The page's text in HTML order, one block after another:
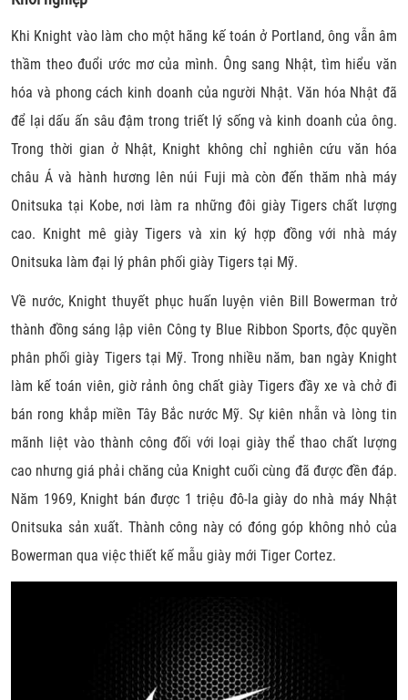
Khi Knight vào làm cho một hãng kế toán ở Portland, ông vẫn âm
thầm theo đuổi ước mơ của mình. Ông sang Nhật, tìm hiểu văn
hóa và phong cách kinh doanh của người Nhật. Văn hóa Nhật đã
để lại dấu ấn sâu đậm trong triết lý sống và kinh doanh của ông.
Trong thời gian ở Nhật, Knight không chỉ nghiên cứu văn hóa
châu Á và hành hương lên núi Fuji mà còn đến thăm nhà máy
Onitsuka tại Kobe, nơi làm ra những đôi giày Tigers chất lượng
cao. Knight mê giày Tigers và xin ký hợp đồng với nhà máy
Onitsuka làm đại lý phân phối giày Tigers tại Mỹ.
Về nước, Knight thuyết phục huấn luyện viên Bill Bowerman trở
thành đồng sáng lập viên Công ty Blue Ribbon Sports, độc quyền
phân phối giày Tigers tại Mỹ. Trong nhiều năm, ban ngày Knight
làm kế toán viên, giờ rảnh ông chất giày Tigers đầy xe và chở đi
bán rong khắp miền Tây Bắc nước Mỹ. Sự kiên nhẫn và lòng tin
mãnh liệt vào thành công đối với loại giày thể thao chất lượng
cao nhưng giá phải chăng của Knight cuối cùng đã được đền đáp.
Năm 1969, Knight bán được 1 triệu đô-la giày do nhà máy Nhật
Onitsuka sản xuất. Thành công này có đóng góp không nhỏ của
Bowerman qua việc thiết kế mẫu giày mới Tiger Cortez.